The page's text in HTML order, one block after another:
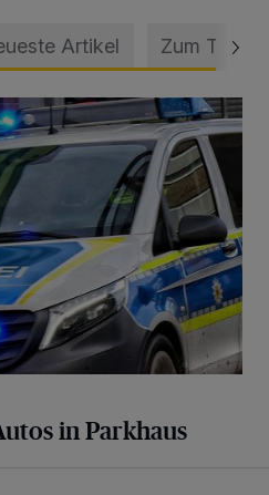
Artikel Zum Thema
Parkhaus
in Parkhaus